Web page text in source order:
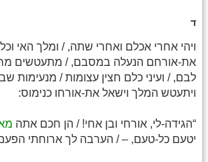
ד
ויהי אחרי אכלם ואחרי שתה, / ומלך האי
את-אורחם הנעלה במסבם, / מתעטשים
לבם, / ועיני כלם חצין עצומות / מנעימות
ויתעטש המלך וישאל את-אורחו כנימוס:
“הגידה-לי, אורחי ובן אחי! / הן חכם אתה
יטעם כל-טעם, – / הערבה לך ארוחתי